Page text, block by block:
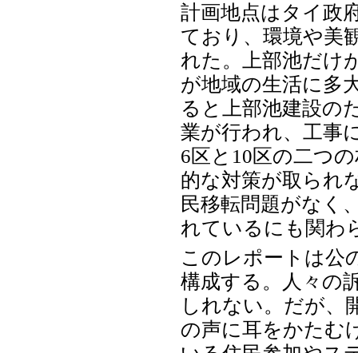
計画地点はタイ政
ており、環境や美
れた。上部池だけ
が地域の生活に多
ると上部池建設の
業が行われ、工事
6区と10区の二つ
的な対策が取られ
民移転問題がなく
れているにも関わ
このレポートは公
構成する。人々の
しれない。だが、
の声に耳をかたむ